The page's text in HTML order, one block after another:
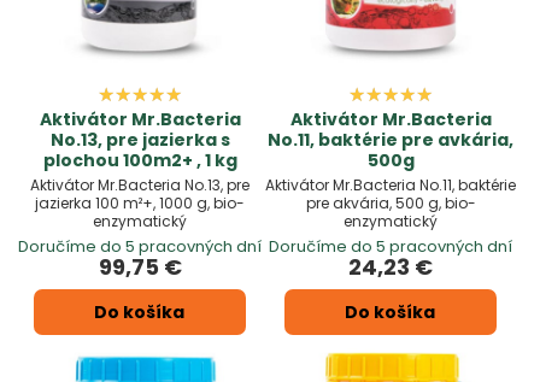
Aktivátor Mr.Bacteria
No.13, pre jazierka s
plochou 100m2+ , 1 kg
Aktivátor Mr.Bacteria No.13, pre
jazierka 100 m²+, 1000 g, bio-
enzymatický
Doručíme do 5 pracovných dní
99,75 €
Do košíka
Aktivátor Mr.Bacteria
No.11, baktérie pre avkária,
500g
Aktivátor Mr.Bacteria No.11, baktérie
pre akvária, 500 g, bio-
enzymatický
Doručíme do 5 pracovných dní
24,23 €
Do košíka